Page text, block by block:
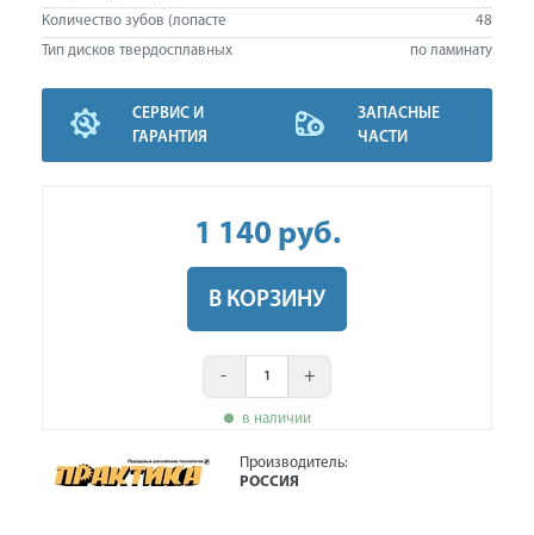
Количество зубов (лопасте
48
Тип дисков твердосплавных
по ламинату
СЕРВИС И
ГАРАНТИЯ
ЗАПАСНЫЕ
ЧАСТИ
1 140 руб.
В КОРЗИНУ
- +
в наличии
Производитель:
РОССИЯ